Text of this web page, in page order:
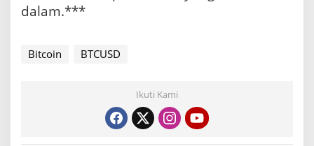
dalam.***
Bitcoin BTCUSD
Ikuti Kami